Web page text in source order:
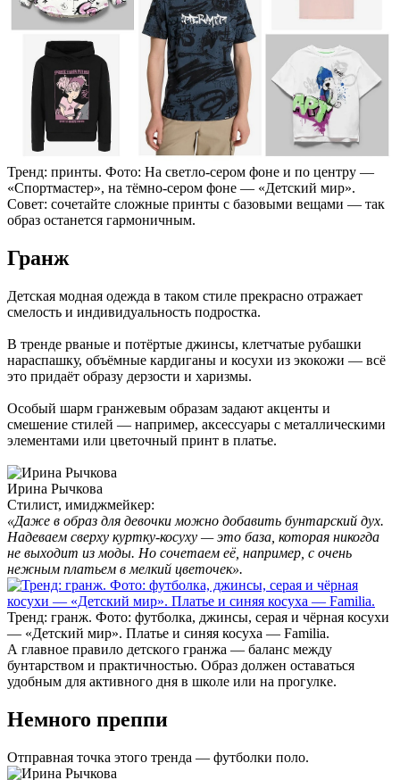
Тренд: принты. Фото: На светло-сером фоне и по центру —
«Спортмастер», на тёмно-сером фоне — «Детский мир».
Совет: сочетайте сложные принты с базовыми вещами — так
образ останется гармоничным.
Гранж
Детская модная одежда в таком стиле прекрасно отражает
смелость и индивидуальность подростка.
В тренде рваные и потёртые джинсы, клетчатые рубашки
нараспашку, объёмные кардиганы и косухи из экокожи — всё
это придаёт образу дерзости и харизмы.
Особый шарм гранжевым образам задают акценты и
смешение стилей — например, аксессуары с металлическими
элементами или цветочный принт в платье.
Ирина Рычкова
Стилист, имиджмейкер:
«Даже в образ для девочки можно добавить бунтарский дух.
Надеваем сверху куртку-косуху — это база, которая никогда
не выходит из моды. Но сочетаем её, например, с очень
нежным платьем в мелкий цветочек».
Тренд: гранж. Фото: футболка, джинсы, серая и чёрная косухи
— «Детский мир». Платье и синяя косуха — Familia.
А главное правило детского гранжа — баланс между
бунтарством и практичностью. Образ должен оставаться
удобным для активного дня в школе или на прогулке.
Немного преппи
Отправная точка этого тренда — футболки поло.